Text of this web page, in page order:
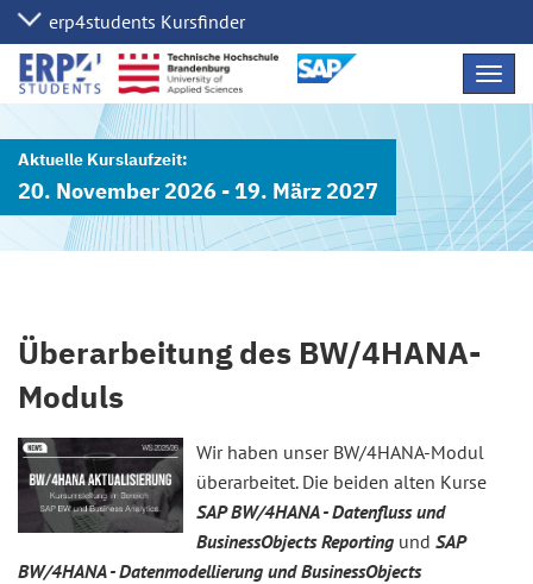
20. November 2026 - 19. März 2027
Überarbeitung des BW/4HANA-
Moduls
Wir haben unser BW/4HANA-Modul
überarbeitet. Die beiden alten Kurse
SAP BW/4HANA - Datenfluss und
BusinessObjects Reportingund SAP
BW/4HANA - Datenmodellierung und BusinessObjects